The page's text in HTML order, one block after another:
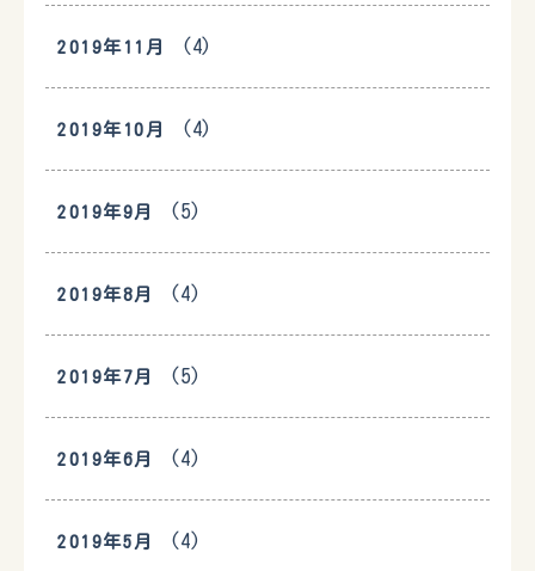
2019年11月 (4)
2019年10月 (4)
2019年9月 (5)
2019年8月 (4)
2019年7月 (5)
2019年6月 (4)
2019年5月 (4)